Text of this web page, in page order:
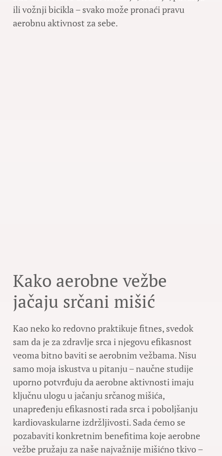
ili vožnji bicikla – svako može pronaći pravu
aerobnu aktivnost za sebe.
Kako aerobne vežbe
jačaju srčani mišić
Kao neko ko redovno praktikuje fitnes, svedok
sam da je za zdravlje srca i njegovu efikasnost
veoma bitno baviti se aerobnim vežbama. Nisu
samo moja iskustva u pitanju – naučne studije
uporno potvrđuju da aerobne aktivnosti imaju
ključnu ulogu u jačanju srčanog mišića,
unapređenju efikasnosti rada srca i poboljšanju
kardiovaskularne izdržljivosti. Sada ćemo se
pozabaviti konkretnim benefitima koje aerobne
vežbe pružaju za naše najvažnije mišićno tkivo –